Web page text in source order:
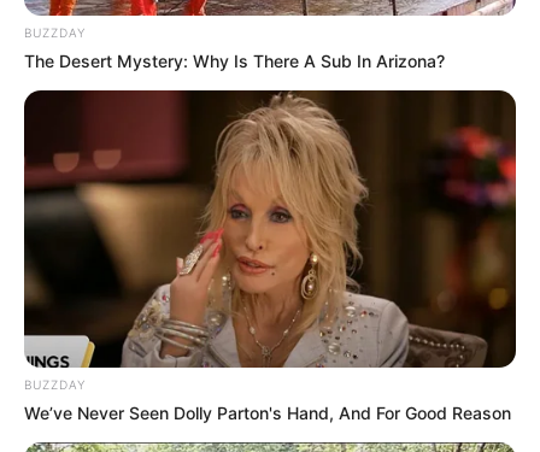
trafi w tym tygodniu nowa wersja filmu „Cena
strachu”, w której zobaczmy, jak poradzi sobie nowy zespół
specjalny mający 24 godziny na przetransportowanie dwóch
pełnych materiałów wybuchowych ciężarówek
przez wrogi
region i powstrzymanie koszmarnej katastrofy.
Sprawdź też:
Netflix ma problem. Ich nowy hit nie wypalił.
Widzowie wolą oglądać inny serial.
W samym środku pustyni, w pobliżu obozu dla uchodźców,
szyb naftowy staje w płomieniach, bezpośrednio zagrażając
BUZZDAY
The Desert Mystery: Why Is There A Sub In Arizona?
BUZZDAY
We’ve Never Seen Dolly Parton's Hand, And For Good Reason